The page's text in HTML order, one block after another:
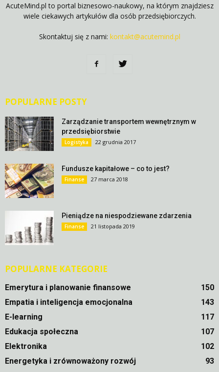
AcuteMind.pl to portal biznesowo-naukowy, na którym znajdziesz
wiele ciekawych artykułów dla osób przedsiębiorczych.
Skontaktuj się z nami: kontakt@acutemind.pl
POPULARNE POSTY
Zarządzanie transportem wewnętrznym w
przedsiębiorstwie
Logistyka 22 grudnia 2017
Fundusze kapitałowe – co to jest?
Finanse 27 marca 2018
Pieniądze na niespodziewane zdarzenia
Finanse 21 listopada 2019
POPULARNE KATEGORIE
Emerytura i planowanie finansowe
150
Empatia i inteligencja emocjonalna
143
E-learning
117
Edukacja społeczna
107
Elektronika
102
Energetyka i zrównoważony rozwój
93